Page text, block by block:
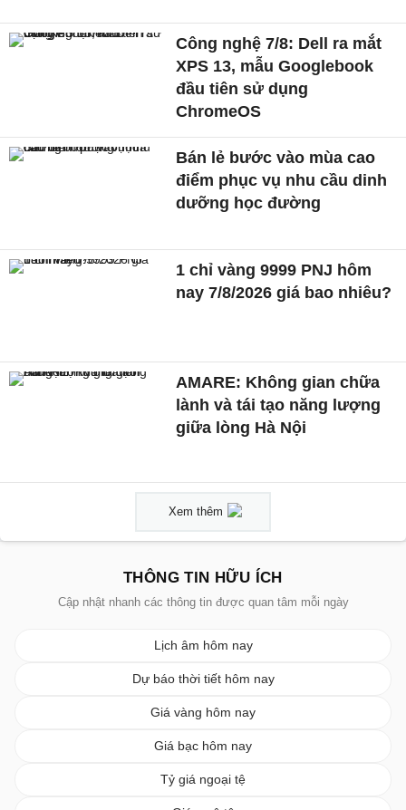
Công nghệ 7/8: Dell ra mắt
XPS 13, mẫu Googlebook
đầu tiên sử dụng
ChromeOS
Bán lẻ bước vào mùa cao
điểm phục vụ nhu cầu dinh
dưỡng học đường
1 chỉ vàng 9999 PNJ hôm
nay 7/8/2026 giá bao nhiêu?
AMARE: Không gian chữa
lành và tái tạo năng lượng
giữa lòng Hà Nội
Xem thêm
THÔNG TIN HỮU ÍCH
Cập nhật nhanh các thông tin được quan tâm mỗi ngày
Lịch âm hôm nay
Dự báo thời tiết hôm nay
Giá vàng hôm nay
Giá bạc hôm nay
Tỷ giá ngoại tệ